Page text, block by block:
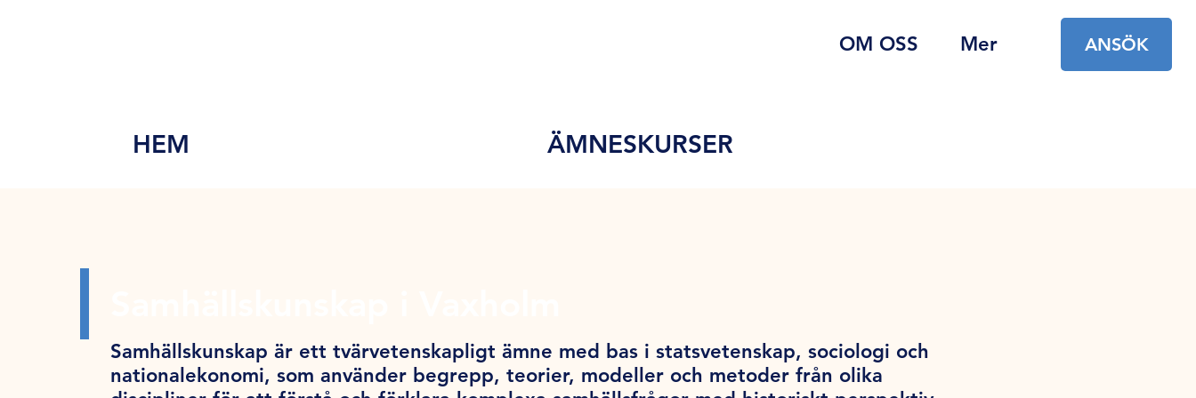
OM OSS Mer ANSÖK
HEM ÄMNESKURSER
Samhällskunskap är ett tvärvetenskapligt ämne med bas i statsvetenskap, sociologi och
nationalekonomi, som använder begrepp, teorier, modeller och metoder från olika